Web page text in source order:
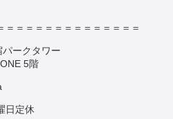
＝＝＝＝＝＝＝＝＝＝＝＝＝＝
ークタワー
5階
日定休